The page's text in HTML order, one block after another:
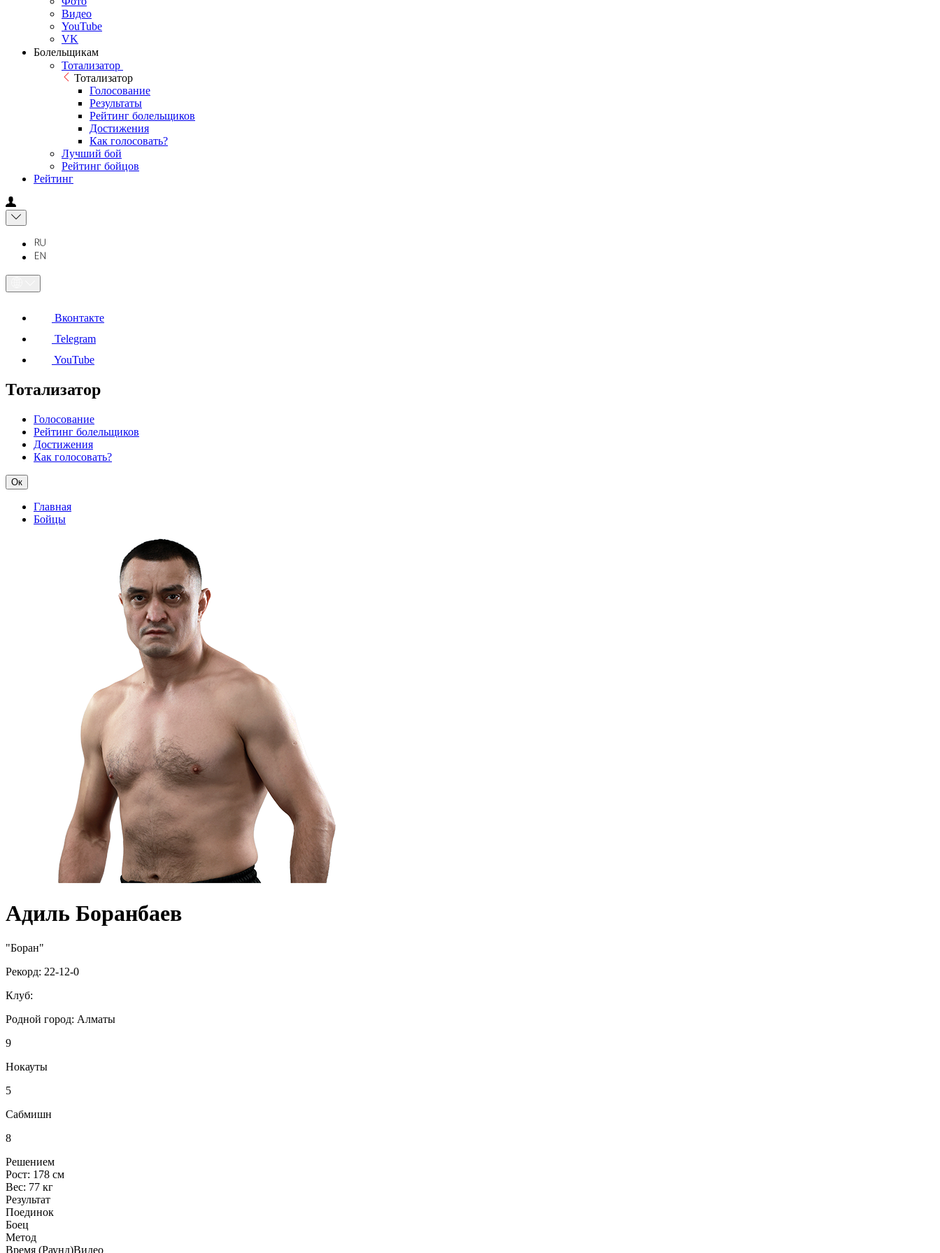
Видео
YouTube
VK
Болельщикам
Тотализатор
Тотализатор
Голосование
Результаты
Рейтинг болельщиков
Достижения
Как голосовать?
Лучший бой
Рейтинг бойцов
Рейтинг
Вконтакте
Telegram
YouTube
Тотализатор
Голосование
Рейтинг болельщиков
Достижения
Как голосовать?
Ок
Главная
Бойцы
Адиль Боранбаев
"Боран"
Рекорд: 22-12-0
Клуб:
Родной город: Алматы
9
Нокауты
5
Сабмишн
8
Решением
Рост: 178 см
Вес: 77 кг
Результат
Поединок
Боец
Метод
Время (Раунд)Видео